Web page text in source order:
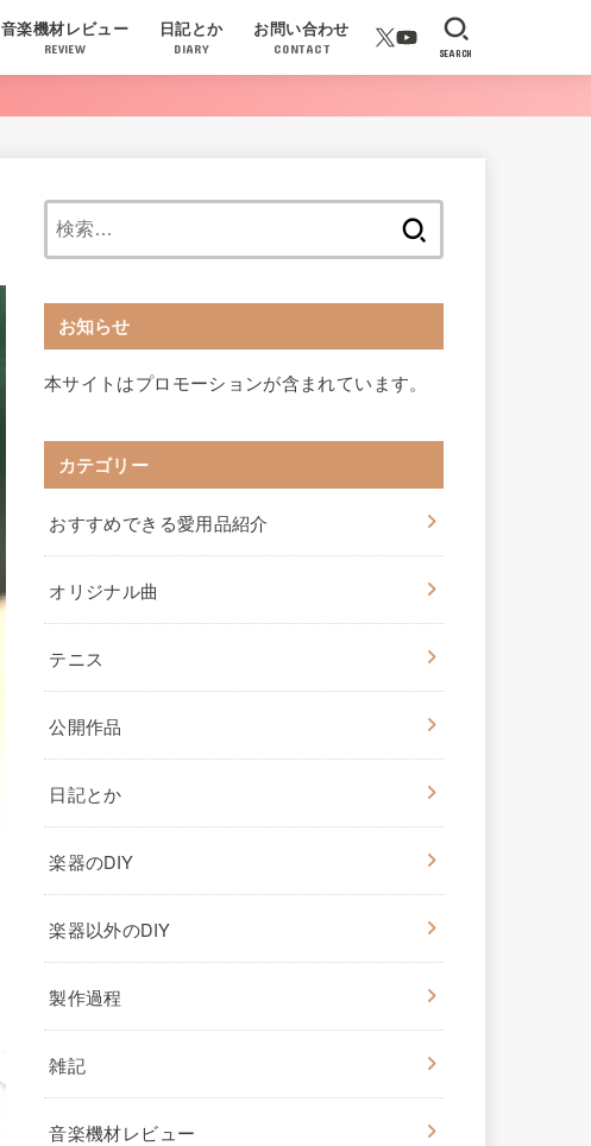
音楽機材レビュー
REVIEW
日記とか
DIARY
お問い合わせ
CONTACT SEARCH
お知らせ
本サイトはプロモーションが含まれています。
カテゴリー
おすすめできる愛用品紹介
オリジナル曲
テニス
公開作品
日記とか
楽器のDIY
楽器以外のDIY
製作過程
雑記
音楽機材レビュー